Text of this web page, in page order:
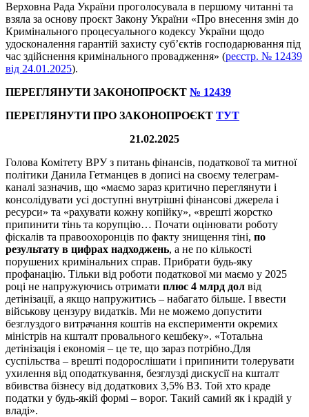
Верховна Рада України проголосувала в першому читанні та
взяла за основу проєкт Закону України «Про внесення змін до
Кримінального процесуального кодексу України щодо
удосконалення гарантій захисту суб’єктів господарювання під
час здійснення кримінального провадження» (реєстр. № 12439
від 24.01.2025).
ПЕРЕГЛЯНУТИ ЗАКОНОПРОЄКТ № 12439
ПЕРЕГЛЯНУТИ ПРО ЗАКОНОПРОЄКТ ТУТ
21.02.2025
Голова Комітету ВРУ з питань фінансів, податкової та митної
політики Данила Гетманцев в дописі на своєму телеграм-
каналі зазначив, що «маємо зараз критично переглянути і
консолідувати усі доступні внутрішні фінансові джерела і
ресурси» та «рахувати кожну копійку», «врешті жорстко
припинити тінь та корупцію… Почати оцінювати роботу
фіскалів та правоохоронців по факту знищення тіні, по
результату в цифрах надходжень, а не по кількості
порушених кримінальних справ. Прибрати будь-яку
профанацію. Тільки від роботи податкової ми маємо у 2025
році не напружуючись отримати плюс 4 млрд дол від
детінізації, а якщо напружитись – набагато більше. І ввести
військову цензуру видатків. Ми не можемо допустити
безглуздого витрачання коштів на експерименти окремих
міністрів на кшталт провального кешбеку». «Тотальна
детінізація і економія – це те, що зараз потрібно.Для
суспільства – врешті подорослішати і припинити толерувати
ухилення від оподаткування, безглузді дискусії на кшталт
вбивства бізнесу від додаткових 3,5% ВЗ. Той хто краде
податки у будь-якій формі – ворог. Такий самий як і крадій у
владі».